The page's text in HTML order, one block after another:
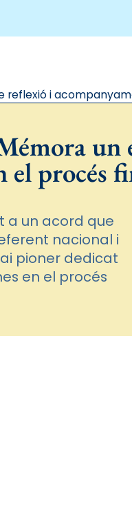
Cristiana
reflexió i
un
procés
a un acord que
nacional i
pioner dedicat
en el procés